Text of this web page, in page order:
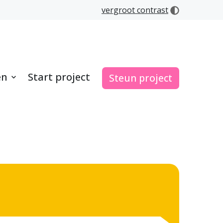
vergroot contrast
Start project Steun project